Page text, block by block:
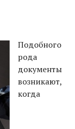
Подобного
рода
документы
возникают,
когда